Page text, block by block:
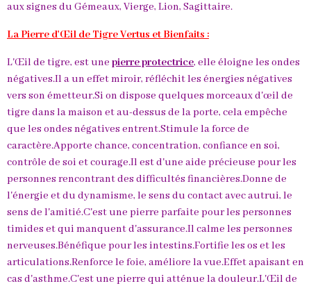
aux signes du Gémeaux, Vierge, Lion, Sagittaire.
La Pierre d'Œil de Tigre Vertus et Bienfaits :
L'Œil de tigre, est une pierre protectrice, elle éloigne les ondes
négatives.Il a un effet miroir, réfléchit les énergies négatives
vers son émetteur.Si on dispose quelques morceaux d'œil de
tigre dans la maison et au-dessus de la porte, cela empêche
que les ondes négatives entrent.Stimule la force de
caractère.Apporte chance, concentration, confiance en soi,
contrôle de soi et courage.Il est d'une aide précieuse pour les
personnes rencontrant des difficultés financières.Donne de
l'énergie et du dynamisme, le sens du contact avec autrui, le
sens de l'amitié.C'est une pierre parfaite pour les personnes
timides et qui manquent d'assurance.Il calme les personnes
nerveuses.Bénéfique pour les intestins.Fortifie les os et les
articulations.Renforce le foie, améliore la vue.Effet apaisant en
cas d'asthme.C'est une pierre qui atténue la douleur.L'Œil de